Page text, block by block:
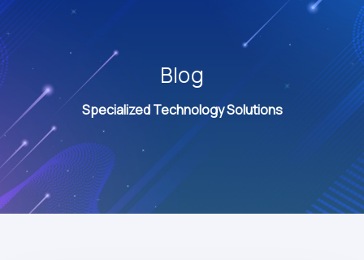
Blog
Specialized Technology Solutions